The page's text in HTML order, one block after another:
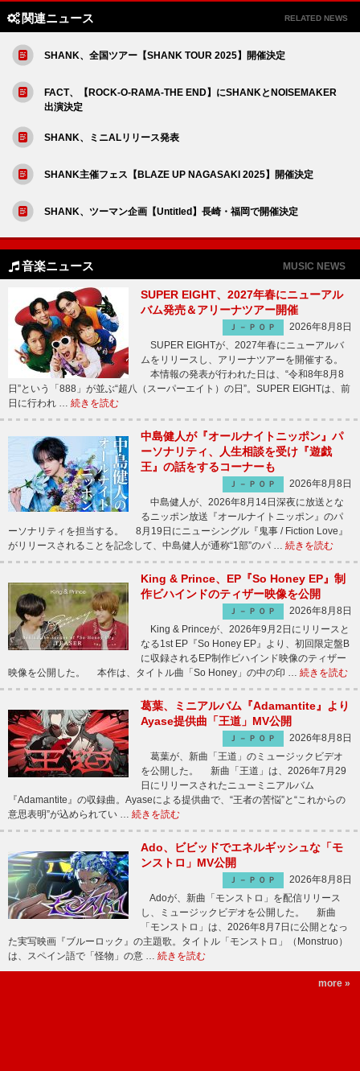
関連ニュース RELATED NEWS
SHANK、全国ツアー【SHANK TOUR 2025】開催決定
FACT、【ROCK-O-RAMA-THE END】にSHANKとNOISEMAKER
出演決定
SHANK、ミニALリリース発表
SHANK主催フェス【BLAZE UP NAGASAKI 2025】開催決定
SHANK、ツーマン企画【Untitled】長崎・福岡で開催決定
音楽ニュース MUSIC NEWS
SUPER EIGHT、2027年春にニューアル
バム発売＆アリーナツアー開催
Ｊ－ＰＯＰ
2026年8月8日
SUPER EIGHTが、2027年春にニューアルバ
ムをリリースし、アリーナツアーを開催する。
本情報の発表が行われた日は、“令和8年8月8
日”という「888」が並ぶ“超八（スーパーエイト）の日”。SUPER EIGHTは、前
日に行われ … 続きを読む
中島健人が『オールナイトニッポン』パ
ーソナリティ、人生相談を受け『遊戯
王』の話をするコーナーも
Ｊ－ＰＯＰ
2026年8月8日
中島健人が、2026年8月14日深夜に放送とな
るニッポン放送『オールナイトニッポン』のパ
ーソナリティを担当する。 8月19日にニューシングル『鬼事 / Fiction Love』
がリリースされることを記念して、中島健人が通称“1部”のパ … 続きを読む
King & Prince、EP『So Honey EP』制
作ビハインドのティザー映像を公開
Ｊ－ＰＯＰ
2026年8月8日
King & Princeが、2026年9月2日にリリースと
なる1st EP『So Honey EP』より、初回限定盤B
に収録されるEP制作ビハインド映像のティザー
映像を公開した。 本作は、タイトル曲「So Honey」の中の印 … 続きを読む
葛葉、ミニアルバム『Adamantite』より
Ayase提供曲「王道」MV公開
Ｊ－ＰＯＰ
2026年8月8日
葛葉が、新曲「王道」のミュージックビデオ
を公開した。 新曲「王道」は、2026年7月29
日にリリースされたニューミニアルバム
『Adamantite』の収録曲。Ayaseによる提供曲で、“王者の苦悩”と“これからの
意思表明”が込められてい … 続きを読む
Ado、ビビッドでエネルギッシュな「モ
ンストロ」MV公開
Ｊ－ＰＯＰ
2026年8月8日
Adoが、新曲「モンストロ」を配信リリース
し、ミュージックビデオを公開した。 新曲
「モンストロ」は、2026年8月7日に公開となっ
た実写映画『ブルーロック』の主題歌。タイトル「モンストロ」（Monstruo）
は、スペイン語で「怪物」の意 … 続きを読む
more »